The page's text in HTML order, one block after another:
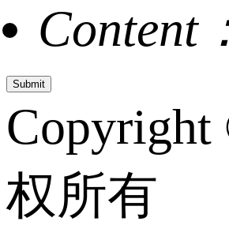
Content
Copyright
权所有